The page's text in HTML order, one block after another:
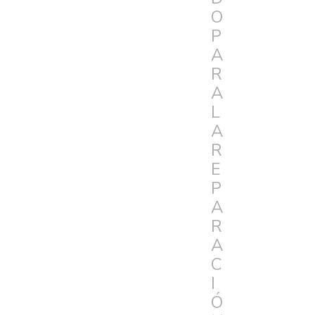
O
P
A
R
A
L
A
R
E
P
A
R
A
C
I
Ó